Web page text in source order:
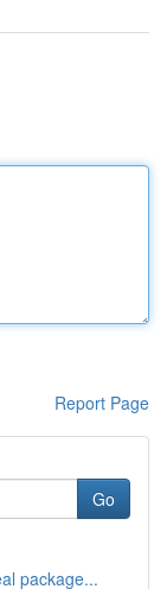
Report Page
Go
package...